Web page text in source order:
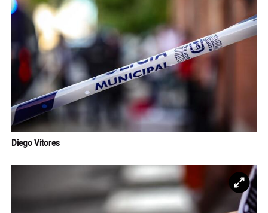
Diego Vitores